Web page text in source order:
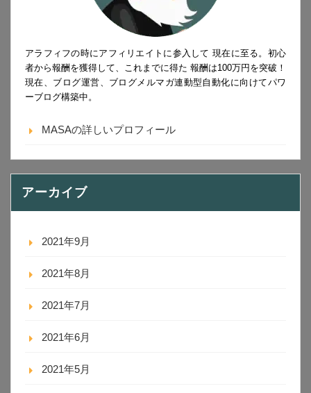
アラフィフの時にアフィリエイトに参入して 現在に至る。初心
者から報酬を獲得して、これまでに得た 報酬は100万円を突破！
現在、ブログ運営、ブログメルマガ連動型自動化に向けてパワ
ーブログ構築中。
MASAの詳しいプロフィール
アーカイブ
2021年9月
2021年8月
2021年7月
2021年6月
2021年5月